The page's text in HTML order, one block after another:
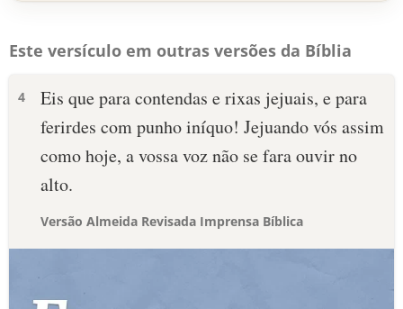
Este versículo em outras versões da Bíblia
4
Eis que para contendas e rixas jejuais, e para
ferirdes com punho iníquo! Jejuando vós assim
como hoje, a vossa voz não se fara ouvir no
alto.
Versão Almeida Revisada Imprensa Bíblica